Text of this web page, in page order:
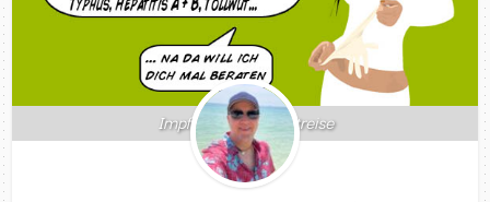
Impfungen für Weltreise